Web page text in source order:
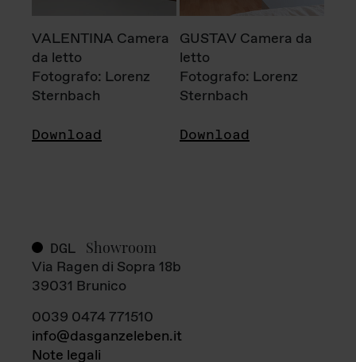
VALENTINA Camera
da letto
Fotografo: Lorenz
Sternbach
Download
GUSTAV Camera da
letto
Fotografo: Lorenz
Sternbach
Download
DGL Showroom
Via Ragen di Sopra 18b
39031 Brunico
0039 0474 771510
info@dasganzeleben.it
Note legali